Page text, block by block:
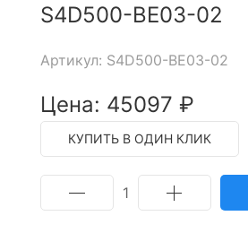
S4D500-BE03-02
Артикул: S4D500-BE03-02
Цена: 45097 ₽
КУПИТЬ В ОДИН КЛИК
1